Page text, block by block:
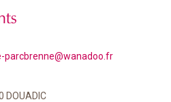
parcbrenne@wanadoo.fr
DOUADIC